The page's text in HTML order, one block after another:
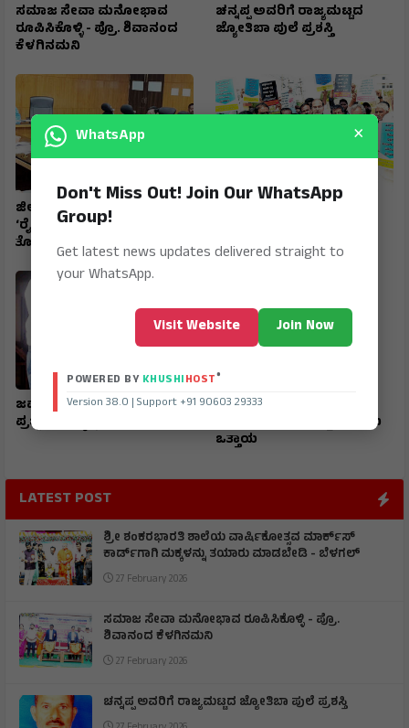
ಸಮಾಜ ಸೇವಾ ಮನೋಭಾವ
ರೂಪಿಸಿಕೊಳ್ಳಿ - ಪ್ರೊ. ಶಿವಾನಂದ
ಕೆಳಗಿನಮನಿ
ಚನ್ನಪ್ಪ ಅವರಿಗೆ ರಾಜ್ಯಮಟ್ಟದ
ಜ್ಯೋತಿಬಾ ಪುಲೆ ಪ್ರಶಸ್ತಿ
ಜಿಲ್ಲಾ ಟಾಸ್‌‌ಕೆರ್ಸ್ ಸಮಿತಿ ಸಭೆ
‘ರೈತರಿಗೆ ಯಾವುದೇ
ತೊಂದರೆಯಾಗದಂತೆ ನೋಡಿಕೊಳ್ಳಿ’
ಮಾಡಿಕೊಡಲು ಆಗ್ರಹ
ಜವಾಹರ ನವೋದಯ ವಿದ್ಯಾರ್ಥಿ
ಪ್ರಜ್ವಲ್ ರಾಜ್ಯಕ್ಕೆ ಪ್ರಥಮ
ಮುದಗಲ್ ಪಿಎಸ್‌ಐ ಸೇರಿ
ಪೊಲೀಸರ ಅಮಾನತ್ತು ಮಾಡಲು
ಒತ್ತಾಯ
LATEST POST
ಶ್ರೀ ಶಂಕರಭಾರತಿ ಶಾಲೆಯ ವಾರ್ಷಿಕೋತ್ಸವ ಮಾರ್ಕ್‌ಸ್‌
ಕಾರ್ಡ್‌ಗಾಗಿ ಮಕ್ಕಳನ್ನು ತಯಾರು ಮಾಡಬೇಡಿ - ಬೆಳಗಲ್
27 February 2026
ಸಮಾಜ ಸೇವಾ ಮನೋಭಾವ ರೂಪಿಸಿಕೊಳ್ಳಿ - ಪ್ರೊ.
ಶಿವಾನಂದ ಕೆಳಗಿನಮನಿ
27 February 2026
ಚನ್ನಪ್ಪ ಅವರಿಗೆ ರಾಜ್ಯಮಟ್ಟದ ಜ್ಯೋತಿಬಾ ಪುಲೆ ಪ್ರಶಸ್ತಿ
WhatsApp ×
Don't Miss Out! Join Our WhatsApp
Group!
Get latest news updates delivered straight to
your WhatsApp.
Visit Website Join Now
POWERED BY KHUSHIHOST®
Version 38.0 | Support +91 90603 29333